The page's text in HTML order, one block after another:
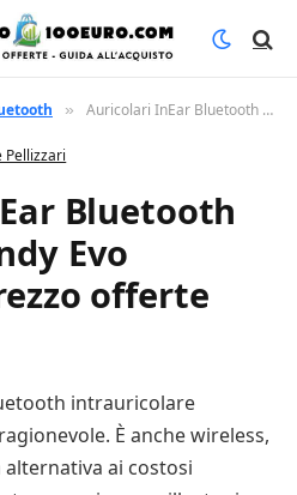
» Auricolari InEar Bluetooth Skullcandy Indy Evo recensioni prezzo offerte opinioni
Pellizzari
Bluetooth
Evo
offerte
intrauricolare
È anche wireless,
alternativa ai costosi